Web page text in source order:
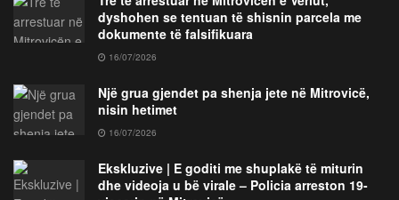
dyshohen se tentuan të shisnin parcela me
dokumente të falsifikuara
16/07/2026
Një grua gjendet pa shenja jete në Mitrovicë,
nisin hetimet
16/07/2026
Ekskluzive | E goditi me shuplakë të miturin
dhe videoja u bë virale – Policia arreston 19-